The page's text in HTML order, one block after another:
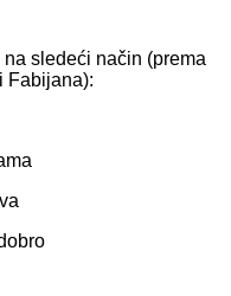
sledeći način (prema
Fabijana):